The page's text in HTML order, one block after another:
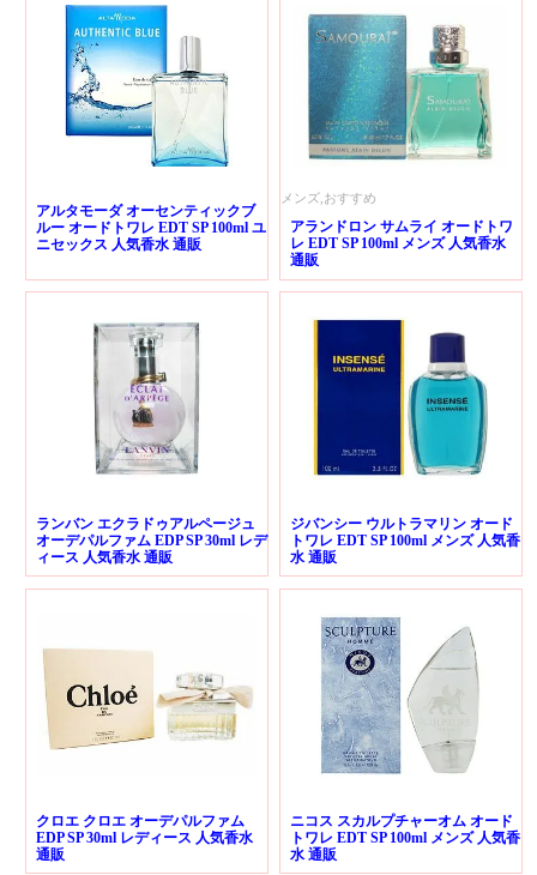
アルタモーダ オーセンティックブ
ルー オードトワレ EDT SP 100ml ユ
ニセックス 人気香水 通販
メンズ,おすすめ
アランドロン サムライ オードトワ
レ EDT SP 100ml メンズ 人気香水
通販
ランバン エクラドゥアルページュ
オーデパルファム EDP SP 30ml レデ
ィース 人気香水 通販
ジバンシー ウルトラマリン オード
トワレ EDT SP 100ml メンズ 人気香
水 通販
クロエ クロエ オーデパルファム
EDP SP 30ml レディース 人気香水
通販
ニコス スカルプチャーオム オード
トワレ EDT SP 100ml メンズ 人気香
水 通販